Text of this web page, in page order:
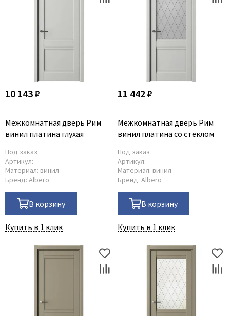
Lockstyle
Luxor
Milyana
Ofram
Optima Porte
Philips
Porta Di Parma
Porte Vista
Portika
Protector
10 143 ₽
Межкомнатная дверь Рим
винил платина глухая
Под заказ
Артикул:
Материал: винил
Бренд: Albero
В корзину
Купить в 1 клик
11 442 ₽
Межкомнатная дверь Рим
винил платина со стеклом
Под заказ
Артикул:
Материал: винил
Бренд: Albero
В корзину
Купить в 1 клик